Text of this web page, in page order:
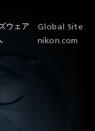
ウェア
Global Site
nikon.com